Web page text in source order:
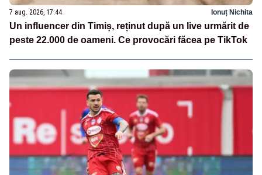
7 aug. 2026, 17:44 Ionuț Nichita
Un influencer din Timiș, reținut după un live urmărit de
peste 22.000 de oameni. Ce provocări făcea pe TikTok